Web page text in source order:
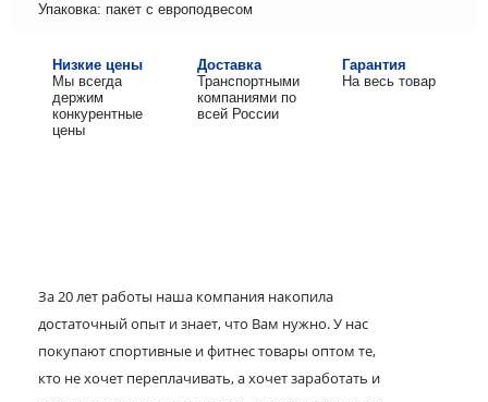
Упаковка: пакет с европодвесом
Низкие цены
Мы всегда
держим
конкурентные
цены
Доставка
Транспортными
компаниями по
всей России
Гарантия
На весь товар
За 20 лет работы наша компания накопила
достаточный опыт и знает, что Вам нужно. У нас
покупают спортивные и фитнес товары оптом те,
кто не хочет переплачивать, а хочет заработать и